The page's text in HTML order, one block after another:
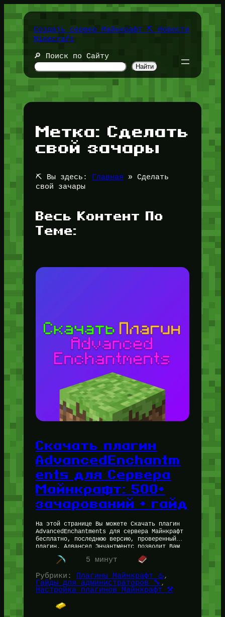
к
содержимомуСоздать сервер Майнкрафт ⛏️ Новости
Minecraft
🔎 Поиск по Сайту
Найти
Метка: Сделать
свой зачары
⛏️ Вы здесь: Главная » Сделать
свой зачары
Весь Контент По
Теме:
Скачать плагин
AdvancedEnchantm
ents для Сервера
Майнкрафт: 500+
зачарований + гайд
На этой странице Вы можете Скачать плагин
AdvancedEnchantments для сервера Майнкрафт
бесплатно, последнюю версию, проверенный
плагин. Адвансед Энчантментс позволит Вам
создавать свои собственные зачарования на
вашем сервере Minecraft без знаний…
5 минут
Рубрики: Плагины Майнкрафт ♨️
Гайды для администраторов 🔧
Настройка плагинов Майнкрафт ⚒️